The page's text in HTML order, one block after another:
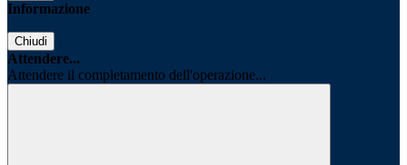
Informazione
Chiudi
Attendere...
Attendere il completamento dell'operazione...